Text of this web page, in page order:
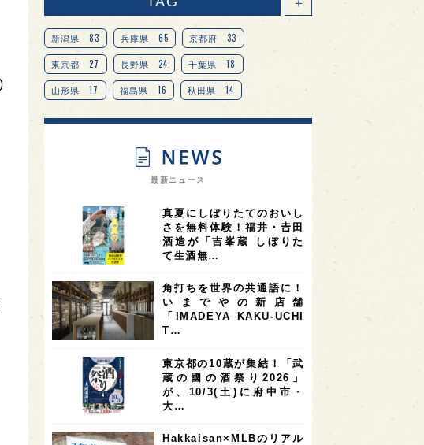
＋
新潟県 83 兵庫県 65 京都府 33
東京都 27 長野県 24 千葉県 18
山形県 17 福島県 16 秋田県 14
愛知県 14 宮城県 14 岐阜県 13
オピニオンリーダーの視点 9
7 奈良県 滋賀県 7 和歌山県 6
6 フランス 6 高知県 5 島根県 5
山口県 4 アメリカ 4 神奈川県 4
大分県 4 三重県 3 3 3
オーストラリア 台湾 2 アジア
SAKEの時代を生きる 1
最新ニュース
真夏にしぼりたてのおいし
さを無料体験！福井・𠮷田
酒造が「吉峯蔵 しぼりた
て生酒無…
角打ちを世界の共通語に！
いまでやの新店舗
「IMADEYA KAKU-UCHI
T…
東京都の10蔵が集結！「武
蔵の國の酒祭り2026」
が、10/3(土)に府中市・
大…
Hakkaisan×MLBのリアル